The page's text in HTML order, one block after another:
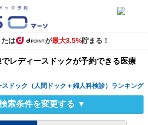
たは が最大3.5%貯まる！
でレディースドックが予約できる医療
ドック（人間ドック＋婦人科検診）ランキング
索条件を変更する ▼